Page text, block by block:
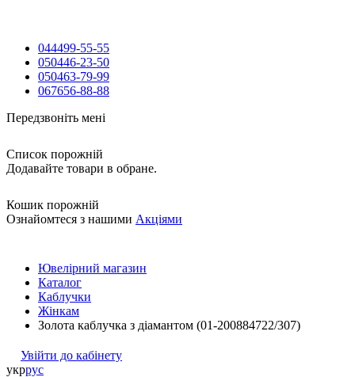
044499-55-55
050446-23-50
050463-79-99
067656-88-88
Передзвоніть мені
Список порожній
Додавайте товари в обране.
Кошик порожній
Ознайомтеся з нашими Акціями
Ювелірний магазин
Каталог
Каблучки
Жінкам
Золота каблучка з діамантом (01-200884722/307)
Увійти до кабінету
укррус